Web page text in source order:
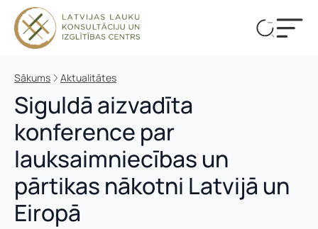
Sākums Aktualitātes
Siguldā aizvadīta
konference par
lauksaimniecības un
pārtikas nākotni Latvijā un
Eiropā